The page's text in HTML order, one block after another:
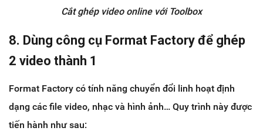
Cắt ghép video online với Toolbox
8. Dùng công cụ Format Factory để ghép
2 video thành 1
Format Factory có tính năng chuyển đổi linh hoạt định
dạng các file video, nhạc và hình ảnh… Quy trình này được
tiến hành như sau: